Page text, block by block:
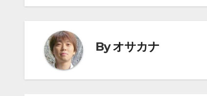
ナ
ゲ
ー
シ
Byオサカナ